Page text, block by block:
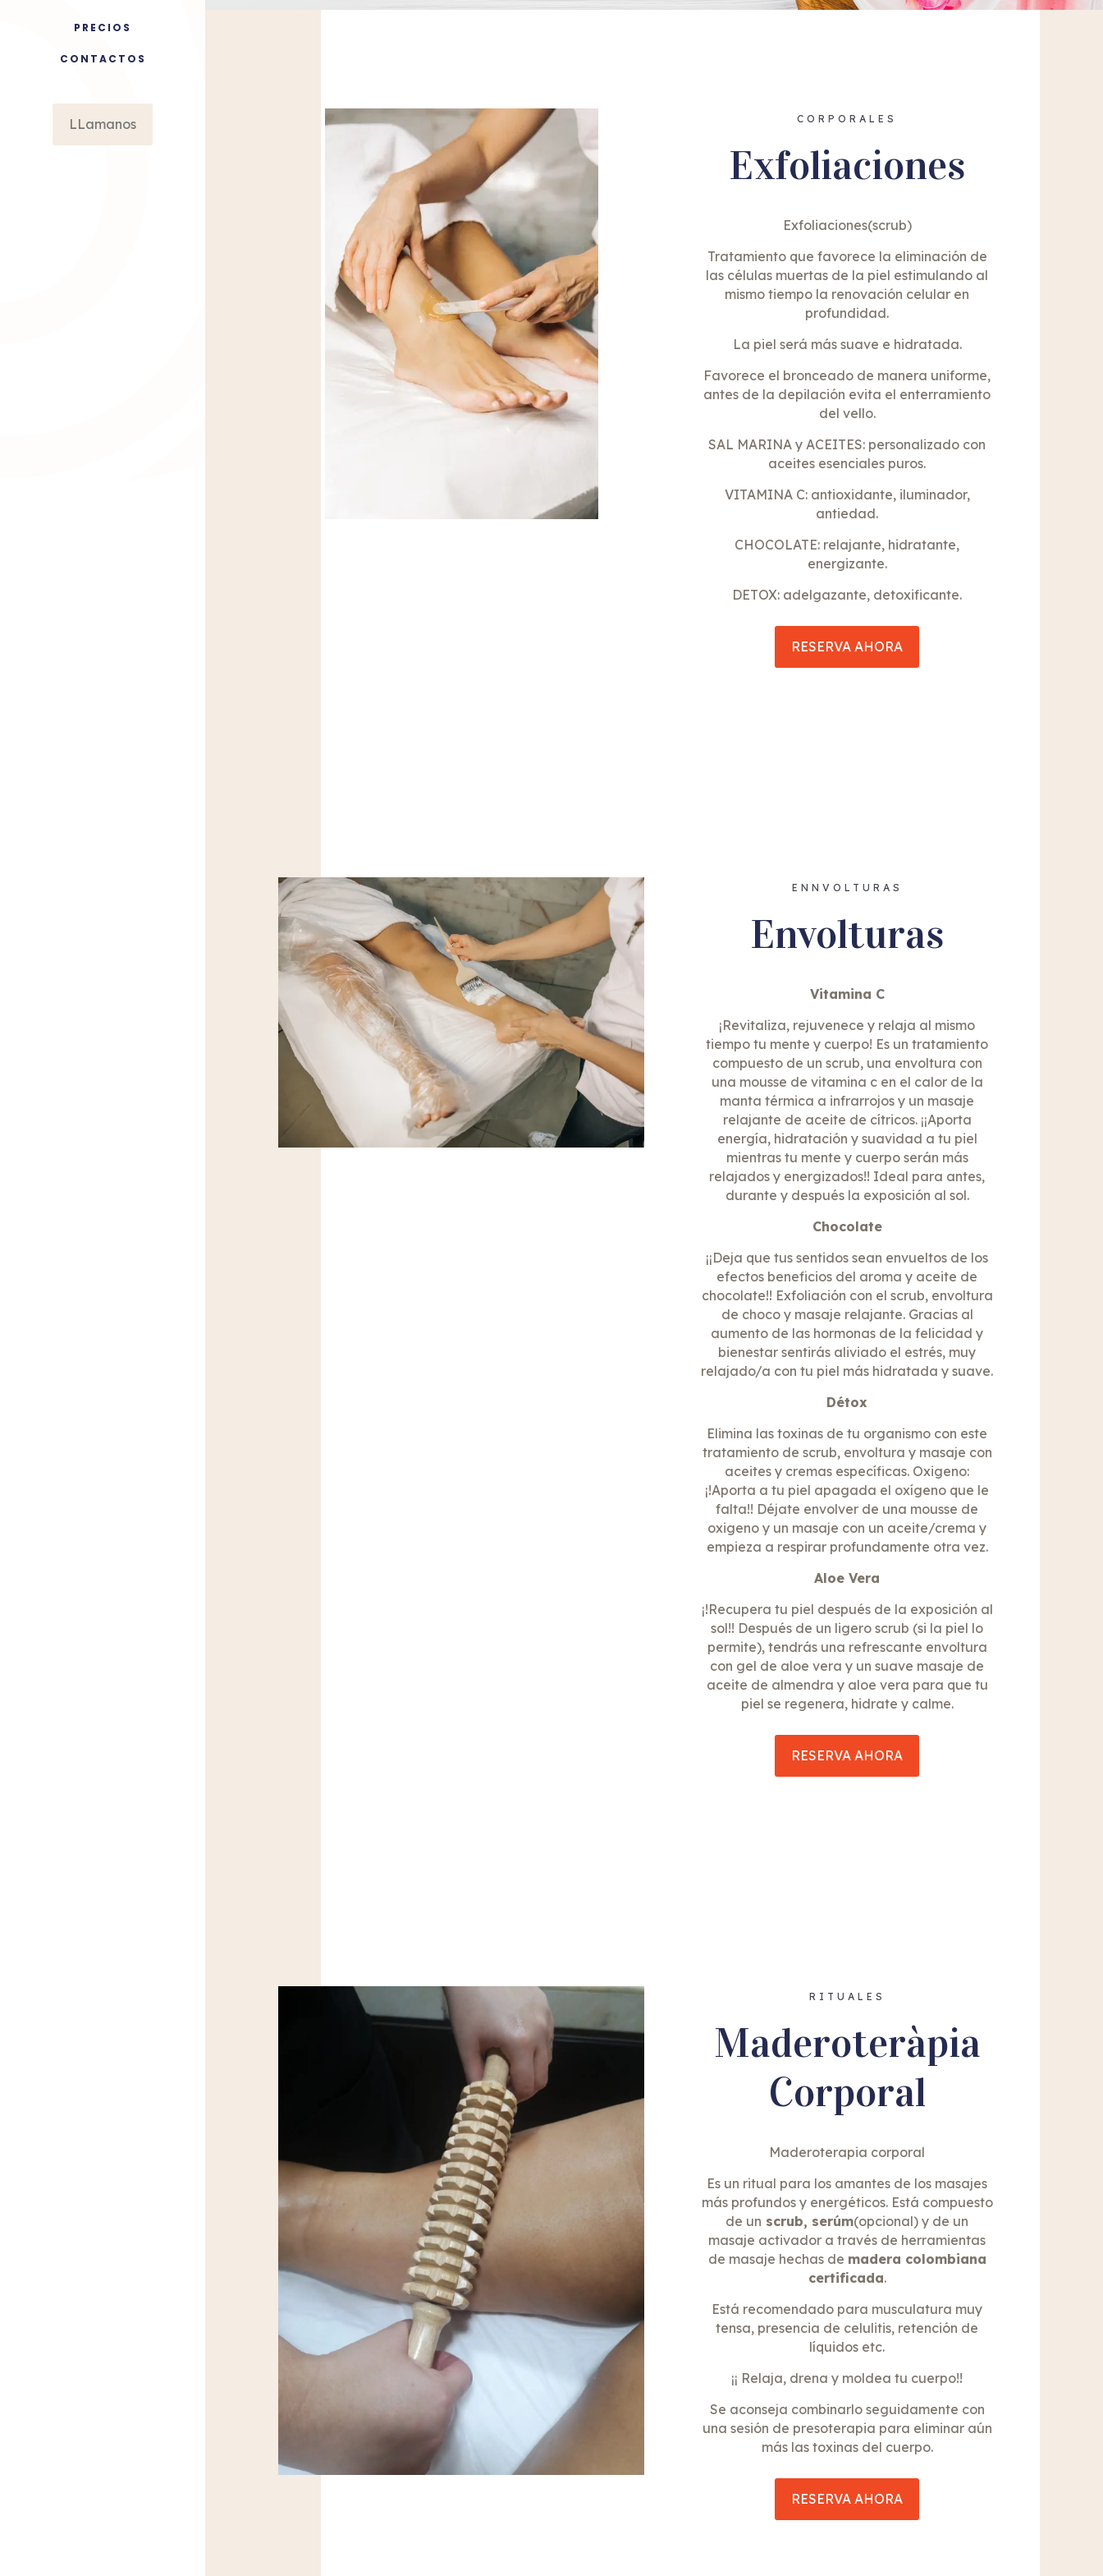
PRECIOS
CONTACTOS
LLamanos CORPORALES
Exfoliaciones
Exfoliaciones(scrub)
Tratamiento que favorece la eliminación de
las células muertas de la piel estimulando al
mismo tiempo la renovación celular en
profundidad.
La piel será más suave e hidratada.
Favorece el bronceado de manera uniforme,
antes de la depilación evita el enterramiento
del vello.
SAL MARINA y ACEITES: personalizado con
aceites esenciales puros.
VITAMINA C: antioxidante, iluminador,
antiedad.
CHOCOLATE: relajante, hidratante,
energizante.
DETOX: adelgazante, detoxificante.
RESERVA AHORA
ENNVOLTURAS
Envolturas
Vitamina C
¡Revitaliza, rejuvenece y relaja al mismo
tiempo tu mente y cuerpo! Es un tratamiento
compuesto de un scrub, una envoltura con
una mousse de vitamina c en el calor de la
manta térmica a infrarrojos y un masaje
relajante de aceite de cítricos. ¡¡Aporta
energía, hidratación y suavidad a tu piel
mientras tu mente y cuerpo serán más
relajados y energizados!! Ideal para antes,
durante y después la exposición al sol.
Chocolate
¡¡Deja que tus sentidos sean envueltos de los
efectos beneficios del aroma y aceite de
chocolate!! Exfoliación con el scrub, envoltura
de choco y masaje relajante. Gracias al
aumento de las hormonas de la felicidad y
bienestar sentirás aliviado el estrés, muy
relajado/a con tu piel más hidratada y suave.
Détox
Elimina las toxinas de tu organismo con este
tratamiento de scrub, envoltura y masaje con
aceites y cremas específicas. Oxigeno:
¡!Aporta a tu piel apagada el oxígeno que le
falta!! Déjate envolver de una mousse de
oxigeno y un masaje con un aceite/crema y
empieza a respirar profundamente otra vez.
Aloe Vera
¡!Recupera tu piel después de la exposición al
sol!! Después de un ligero scrub (si la piel lo
permite), tendrás una refrescante envoltura
con gel de aloe vera y un suave masaje de
aceite de almendra y aloe vera para que tu
piel se regenera, hidrate y calme.
RESERVA AHORA
RITUALES
Maderoteràpia
Corporal
Maderoterapia corporal
Es un ritual para los amantes de los masajes
más profundos y energéticos. Está compuesto
de un scrub, serúm(opcional) y de un
masaje activador a través de herramientas
de masaje hechas de madera colombiana
certificada.
Está recomendado para musculatura muy
tensa, presencia de celulitis, retención de
líquidos etc.
¡¡ Relaja, drena y moldea tu cuerpo!!
Se aconseja combinarlo seguidamente con
una sesión de presoterapia para eliminar aún
más las toxinas del cuerpo.
RESERVA AHORA